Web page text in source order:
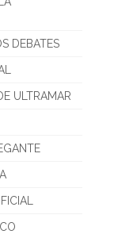
DEBATES
ULTRAMAR